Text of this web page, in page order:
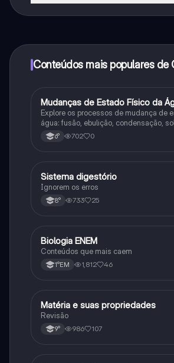
Conteúdos mais populares de
MCiência
Mudanças de Estado Físico da
Explore os processos de mudança de
água: fusão, ebulição, condensação,
sublimação.
6° 702 0
Ciência
Sistema digestório
Ignorem os erros
8° 733 25
Ciência
Biologia ENEM
Conteúdos que mais caem
1°EM 1,812 46
Ciência
Matéria e suas propriedades
Revisão
9° 986 107